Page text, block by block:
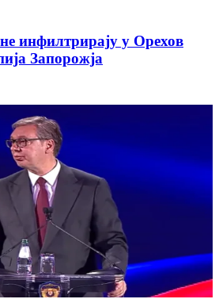
инфилтрирају у Орехов
Запорожја